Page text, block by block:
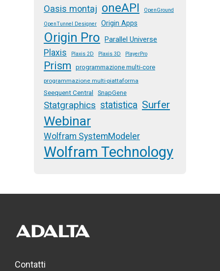
Oasis montaj oneAPI OpenGround
OpenTunnel Designer Origin Apps
Origin Pro Parallel Universe
Plaxis Plaxis 2D Plaxis 3D PlayerPro
Prism programmazione multi-core
programmazione multi-piattaforma
Seequent Central SnapGene
Statgraphics statistica Surfer
Webinar
Wolfram SystemModeler
Wolfram Technology
Contatti